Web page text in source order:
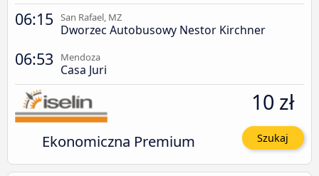
06:15 San Rafael, MZ
Dworzec Autobusowy Nestor Kirchner
06:53 Mendoza
Casa Juri
Ekonomiczna Premium
10 zł
Szukaj